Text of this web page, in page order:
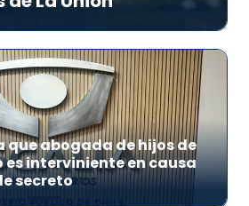
que abogada de hijos de
es interviniente en causa
secreto